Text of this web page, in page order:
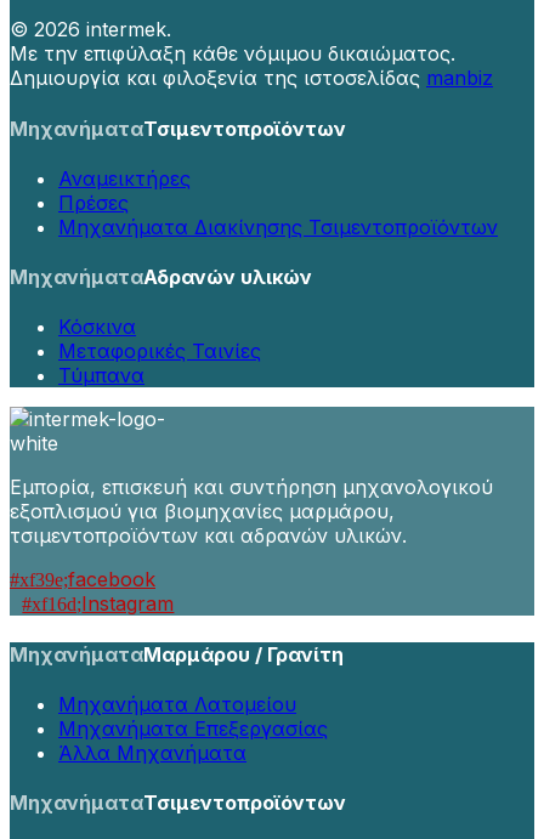
© 2026 intermek.
Με την επιφύλαξη κάθε νόμιμου δικαιώματος.
Δημιουργία και φιλοξενία της ιστοσελίδας manbiz
ΜηχανήματαΤσιμεντοπροϊόντων
Αναμεικτήρες
Πρέσες
Μηχανήματα Διακίνησης Τσιμεντοπροϊόντων
ΜηχανήματαΑδρανών υλικών
Κόσκινα
Μεταφορικές Ταινίες
Τύμπανα
Εμπορία, επισκευή και συντήρηση μηχανολογικού
εξοπλισμού για βιομηχανίες μαρμάρου,
τσιμεντοπροϊόντων και αδρανών υλικών.
facebook
Instagram
ΜηχανήματαΜαρμάρου / Γρανίτη
Μηχανήματα Λατομείου
Μηχανήματα Επεξεργασίας
Άλλα Μηχανήματα
ΜηχανήματαΤσιμεντοπροϊόντων